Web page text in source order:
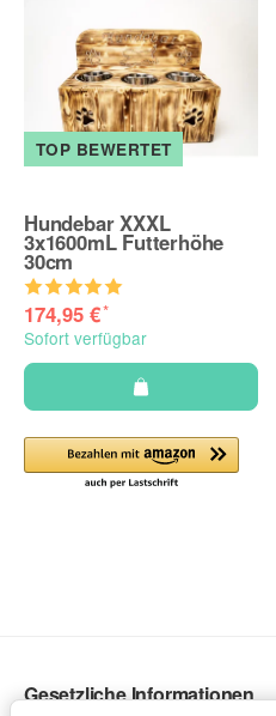
TOP BEWERTET
Hundebar XXXL
3x1600mL Futterhöhe
30cm
174,95 €*
Sofort verfügbar
Gesetzliche Informationen